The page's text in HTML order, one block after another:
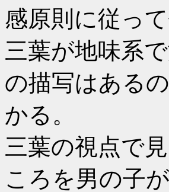
感原則に従っ
三葉が地味系
の描写はある
かる。
三葉の視点で
ころを男の子